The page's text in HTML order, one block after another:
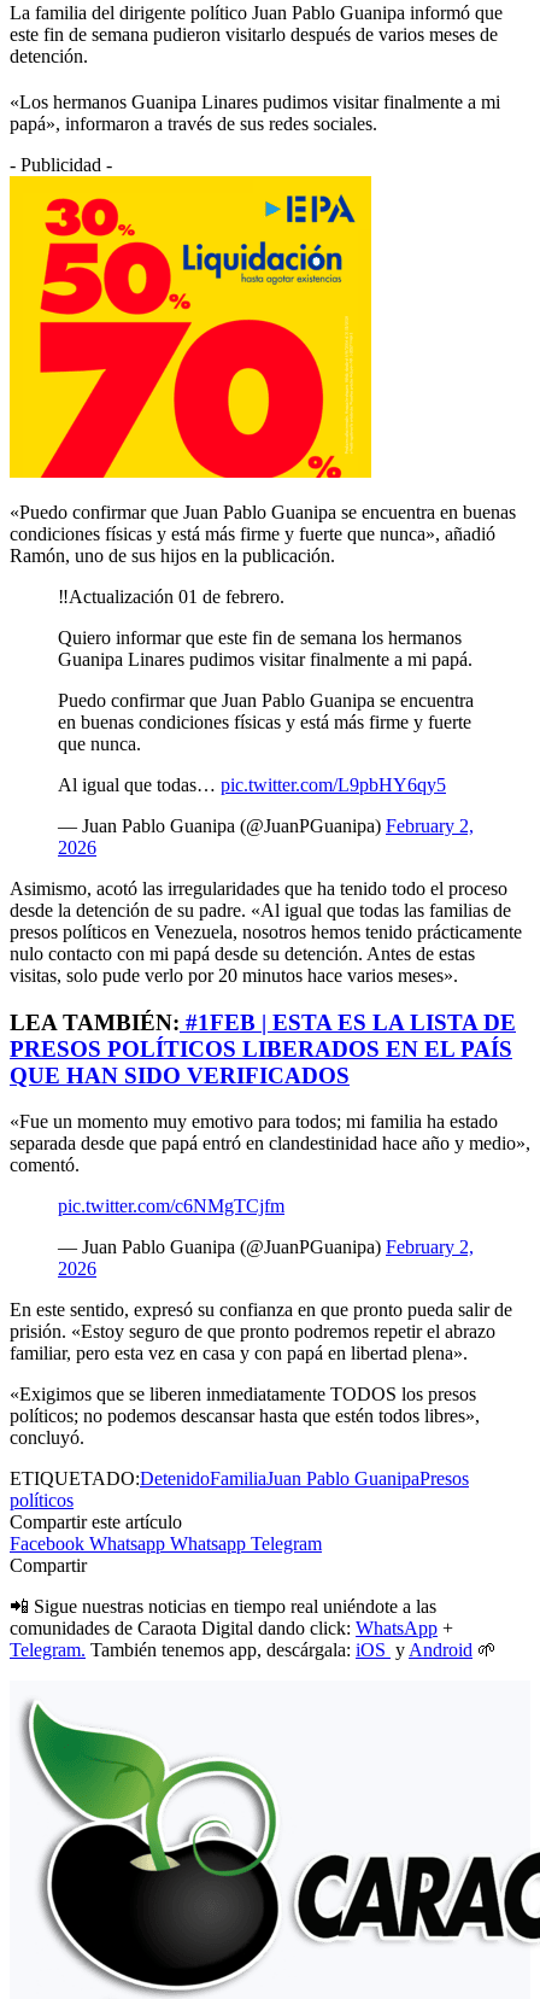
La familia del dirigente político Juan Pablo Guanipa informó que
este fin de semana pudieron visitarlo después de varios meses de
detención.
«Los hermanos Guanipa Linares pudimos visitar finalmente a mi
papá», informaron a través de sus redes sociales.
- Publicidad -
«Puedo confirmar que Juan Pablo Guanipa se encuentra en buenas
condiciones físicas y está más firme y fuerte que nunca», añadió
Ramón, uno de sus hijos en la publicación.
‼️Actualización 01 de febrero.
Quiero informar que este fin de semana los hermanos
Guanipa Linares pudimos visitar finalmente a mi papá.
Puedo confirmar que Juan Pablo Guanipa se encuentra
en buenas condiciones físicas y está más firme y fuerte
que nunca.
Al igual que todas… pic.twitter.com/L9pbHY6qy5
— Juan Pablo Guanipa (@JuanPGuanipa) February 2,
2026
Asimismo, acotó las irregularidades que ha tenido todo el proceso
desde la detención de su padre. «Al igual que todas las familias de
presos políticos en Venezuela, nosotros hemos tenido prácticamente
nulo contacto con mi papá desde su detención. Antes de estas
visitas, solo pude verlo por 20 minutos hace varios meses».
LEA TAMBIÉN: #1FEB | ESTA ES LA LISTA DE
PRESOS POLÍTICOS LIBERADOS EN EL PAÍS
QUE HAN SIDO VERIFICADOS
«Fue un momento muy emotivo para todos; mi familia ha estado
separada desde que papá entró en clandestinidad hace año y medio»,
comentó.
pic.twitter.com/c6NMgTCjfm
— Juan Pablo Guanipa (@JuanPGuanipa) February 2,
2026
En este sentido, expresó su confianza en que pronto pueda salir de
prisión. «Estoy seguro de que pronto podremos repetir el abrazo
familiar, pero esta vez en casa y con papá en libertad plena».
«Exigimos que se liberen inmediatamente TODOS los presos
políticos; no podemos descansar hasta que estén todos libres»,
concluyó.
ETIQUETADO:DetenidoFamiliaJuan Pablo GuanipaPresos
políticos
Compartir este artículo
Facebook Whatsapp Whatsapp Telegram
Compartir
📲 Sigue nuestras noticias en tiempo real uniéndote a las
comunidades de Caraota Digital dando click: WhatsApp +
Telegram. También tenemos app, descárgala: iOS y Android 🌱